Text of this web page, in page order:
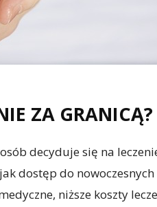
ZA GRANICĄ?
decyduje się na
dostęp do
niższe koszty